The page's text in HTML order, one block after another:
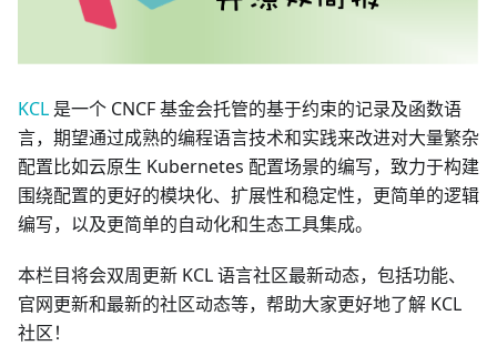
KCL 是一个 CNCF 基金会托管的基于约束的记录及函数语
言，期望通过成熟的编程语言技术和实践来改进对大量繁杂
配置比如云原生 Kubernetes 配置场景的编写，致力于构建
围绕配置的更好的模块化、扩展性和稳定性，更简单的逻辑
编写，以及更简单的自动化和生态工具集成。
本栏目将会双周更新 KCL 语言社区最新动态，包括功能、
官网更新和最新的社区动态等，帮助大家更好地了解 KCL
社区！